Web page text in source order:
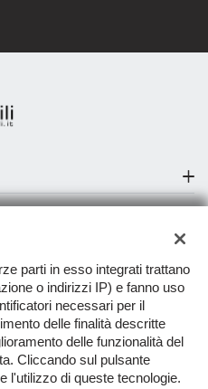
Moto e Scooter
TORNA IN CIMA
parti in esso integrati trattano
o indirizzi IP) e fanno uso
necessari per il
delle finalità descritte
delle funzionalità del
Cliccando sul pulsante
l'utilizzo di queste tecnologie.